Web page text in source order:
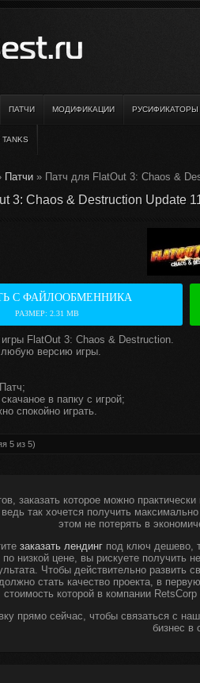
ПАТЧИ МОДИФИКАЦИИ РУСИФИКАТОРЫ
Патчи » Патч для FlatOut 3: Chaos &
3: Chaos & Destruction Update
С ФАЙЛООБМЕННИКА
РАЗМЕР: 2.31 MB
FlatOut 3: Chaos & Destruction.
версию игры.
в папку с игрой;
спокойно играть.
5 из 5)
заказать которое можно
так хочется получить
этом не потерять в
заказать лендингпод ключ дешево,
по низкой цене, вы рискуете получить
Чтобы действительно развить
стать качество проекта, в
стоимость которой в компании
прямо сейчас, чтобы связаться с
бизнес в